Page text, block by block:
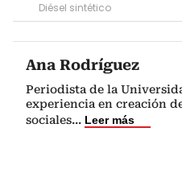
Diésel sintético
Ana Rodríguez
Periodista de la
experiencia en creación
sociales... Leer más